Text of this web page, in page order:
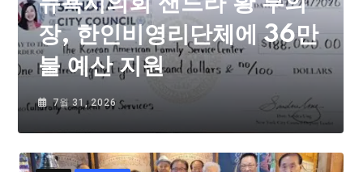
장, 한인비영리단체에 36만
불 예산 지원
7월 31, 2026